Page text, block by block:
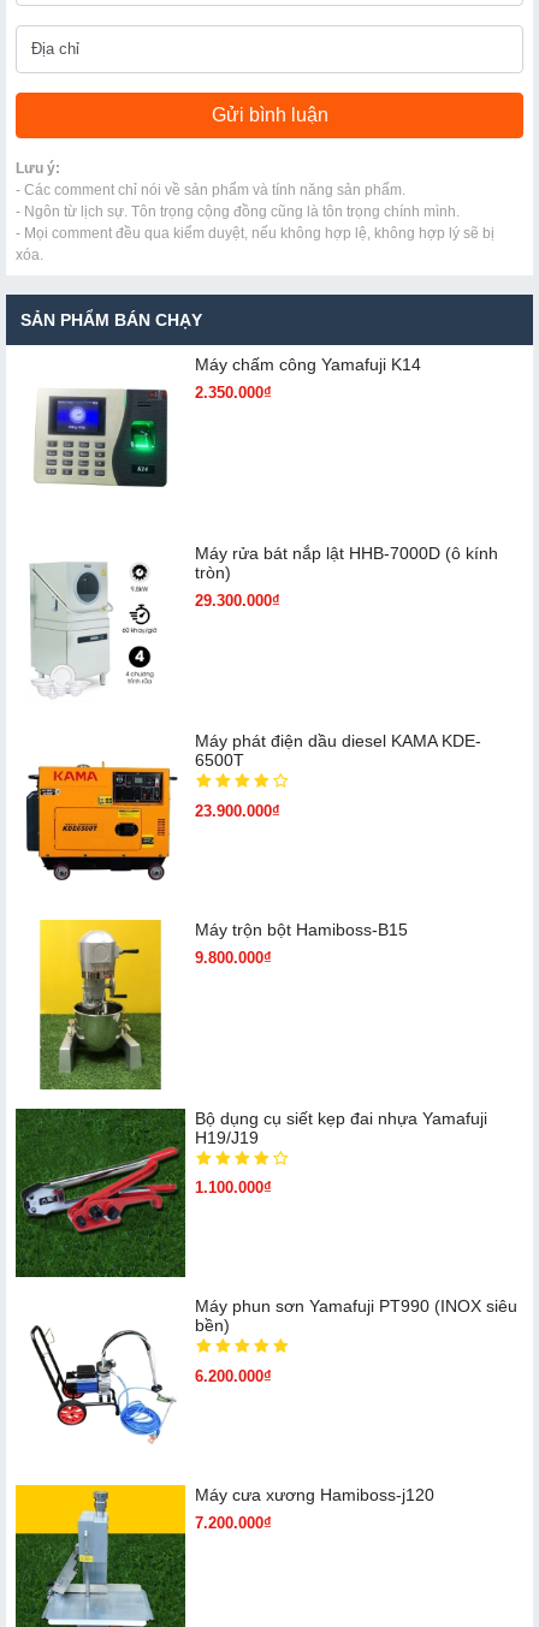
Lưu ý:
- Các comment chỉ nói về sản phẩm và tính năng sản phẩm.
- Ngôn từ lịch sự. Tôn trọng cộng đồng cũng là tôn trọng chính mình.
- Mọi comment đều qua kiểm duyệt, nếu không hợp lệ, không hợp lý sẽ bị
xóa.
SẢN PHẨM BÁN CHẠY
Máy chấm cô​ng Yamafuji K14
2.350.000₫
Máy rửa bát nắp lật HHB-7000D (ô kính
tròn)
29.300.000₫
Máy phát điện dầu diesel KAMA KDE-
6500T
23.900.000₫
Máy trộn bột Hamiboss-B15
9.800.000₫
Bộ dụng cụ siết kẹp đai nhựa Yamafuji
H19/J19
1.100.000₫
Máy phun sơn Yamafuji PT990 (INOX siêu
bền)
6.200.000₫
Máy cưa xương Hamiboss-j120
7.200.000₫